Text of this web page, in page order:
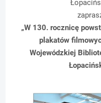
„W 130. rocznicę
plakatów
Wojewódzkiej